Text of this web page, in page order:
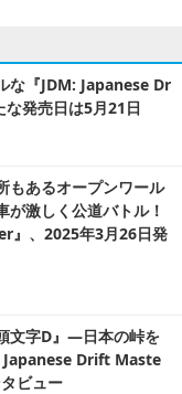
な『JDM: Japanese Dr
発売日は5月21日
もあるオープンワール
が激しく公道バトル！
』、2025年3月26日発
文字D』―日本の峠を
Japanese Drift Maste
ビュー